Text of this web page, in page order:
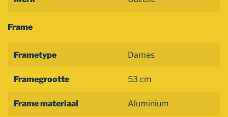
Frame
Frametype Dames
Framegrootte 53 cm
Frame materiaal Aluminium